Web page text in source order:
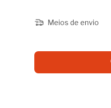
Meios de envio